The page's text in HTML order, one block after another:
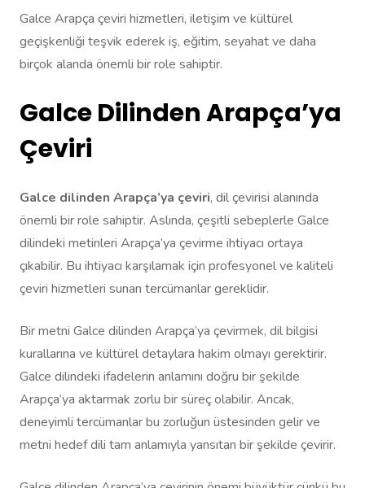
Galce Arapça çeviri hizmetleri, iletişim ve kültürel
geçişkenliği teşvik ederek iş, eğitim, seyahat ve daha
birçok alanda önemli bir role sahiptir.
Galce Dilinden Arapça’ya
Çeviri
Galce dilinden Arapça’ya çeviri, dil çevirisi alanında
önemli bir role sahiptir. Aslında, çeşitli sebeplerle Galce
dilindeki metinleri Arapça’ya çevirme ihtiyacı ortaya
çıkabilir. Bu ihtiyacı karşılamak için profesyonel ve kaliteli
çeviri hizmetleri sunan tercümanlar gereklidir.
Bir metni Galce dilinden Arapça’ya çevirmek, dil bilgisi
kurallarına ve kültürel detaylara hakim olmayı gerektirir.
Galce dilindeki ifadelerin anlamını doğru bir şekilde
Arapça’ya aktarmak zorlu bir süreç olabilir. Ancak,
deneyimli tercümanlar bu zorluğun üstesinden gelir ve
metni hedef dili tam anlamıyla yansıtan bir şekilde çevirir.